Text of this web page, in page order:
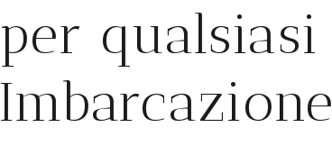
per qualsiasi
Imbarcazione